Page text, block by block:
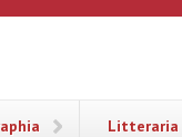
Litteraria